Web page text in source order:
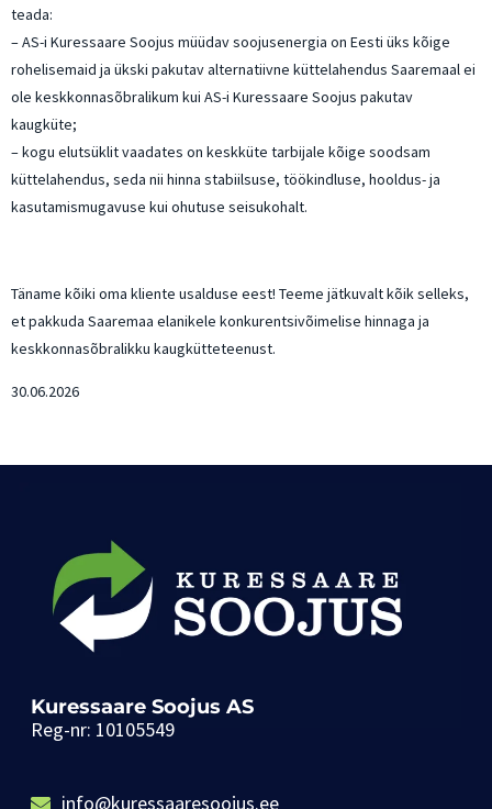
teada:
– AS-i Kuressaare Soojus müüdav soojusenergia on Eesti üks kõige
rohelisemaid ja ükski pakutav alternatiivne küttelahendus Saaremaal ei
ole keskkonnasõbralikum kui AS-i Kuressaare Soojus pakutav
kaugküte;
– kogu elutsüklit vaadates on keskküte tarbijale kõige soodsam
küttelahendus, seda nii hinna stabiilsuse, töökindluse, hooldus- ja
kasutamismugavuse kui ohutuse seisukohalt.
Täname kõiki oma kliente usalduse eest! Teeme jätkuvalt kõik selleks,
et pakkuda Saaremaa elanikele konkurentsivõimelise hinnaga ja
keskkonnasõbralikku kaugkütteteenust.
30.06.2026
Kuressaare Soojus AS
Reg-nr: 10105549
info@kuressaaresoojus.ee